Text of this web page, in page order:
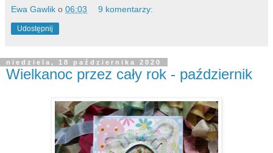
Ewa Gawlik o 06:03 9 komentarzy:
Udostępnij
niedziela, 18 października 2020
Wielkanoc przez cały rok - październik